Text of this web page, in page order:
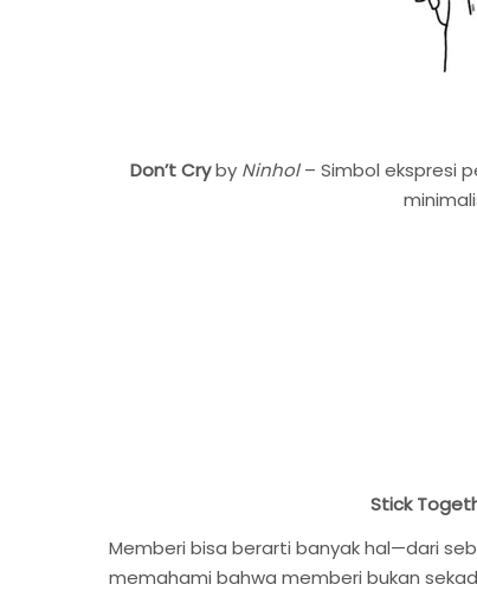
Don’t Cryby Ninhol– Simbol ekspresi
Stick
Memberi bisa berarti banyak hal—dari
memahami bahwa memberi bukan